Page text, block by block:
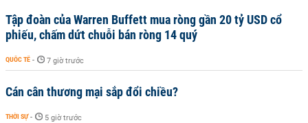
Tập đoàn của Warren Buffett mua ròng gần 20 tỷ USD cổ
phiếu, chấm dứt chuỗi bán ròng 14 quý
QUỐC TẾ - 7 giờ trước
Cán cân thương mại sắp đổi chiều?
THỜI SỰ - 5 giờ trước